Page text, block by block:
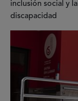
inclusión social y
discapacidad